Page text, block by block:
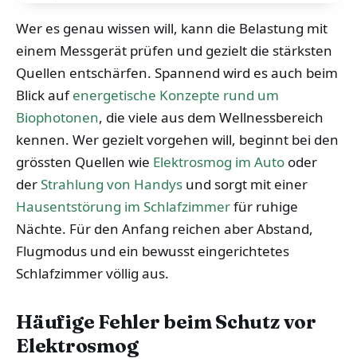
Wer es genau wissen will, kann die Belastung mit
einem Messgerät prüfen und gezielt die stärksten
Quellen entschärfen. Spannend wird es auch beim
Blick aufenergetische Konzepte rund um
Biophotonen, die viele aus dem Wellnessbereich
kennen. Wer gezielt vorgehen will, beginnt bei den
grössten Quellen wie Elektrosmog im Auto oder
derStrahlung von Handys und sorgt mit einer
Hausentstörung im Schlafzimmerfür ruhige
Nächte. Für den Anfang reichen aber Abstand,
Flugmodus und ein bewusst eingerichtetes
Schlafzimmer völlig aus.
Häufige Fehler beim Schutz vor
Elektrosmog